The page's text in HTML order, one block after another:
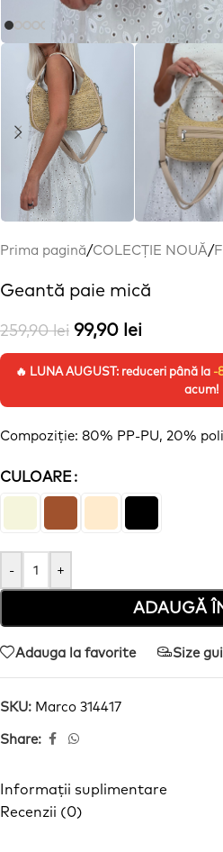
Prima pagină/COLECȚIE NOUĂ/
Geantă paie mică
259,90lei 99,90 lei
🔥 LUNA AUGUST: reduceri până la -
acum!
Compoziție: 80% PP-PU, 20%
CULOARE
- +
ADAUGĂ
Adauga la favorite Size
SKU: Marco 314417
Share:
Informații suplimentare
Recenzii (0)